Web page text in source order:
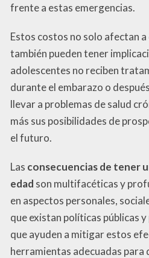
frente a estas emergencias.
Estos costos no solo afectan
también pueden tener
adolescentes no reciben
durante el embarazo o
llevar a problemas de salud
más sus posibilidades de
el futuro.
Las consecuencias de tener
edad son multifacéticas y
en aspectos personales,
que existan políticas públicas
que ayuden a mitigar estos
herramientas adecuadas para